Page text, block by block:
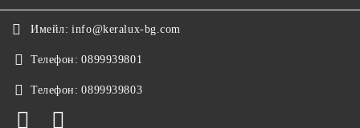
Имейл: info@keralux-bg.com
Телефон: 0899939801
Телефон: 0899939803